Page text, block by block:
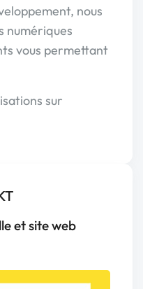
nous
numériques
vous permettant
sur
et site web